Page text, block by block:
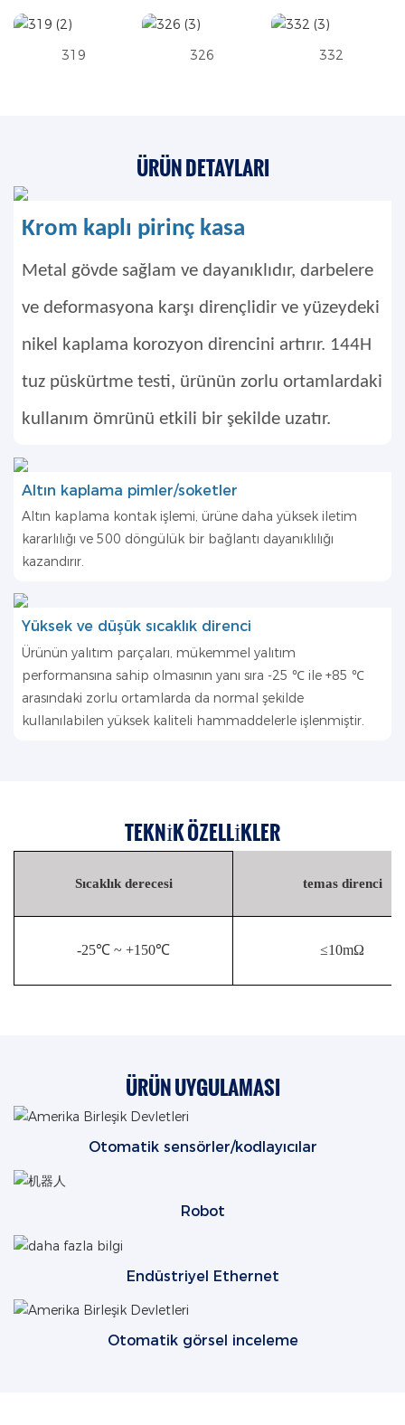
319 326 332
ÜRÜN DETAYLARI
Krom kaplı pirinç kasa
Metal gövde sağlam ve dayanıklıdır, darbelere
ve deformasyona karşı dirençlidir ve yüzeydeki
nikel kaplama korozyon direncini artırır. 144H
tuz püskürtme testi, ürünün zorlu ortamlardaki
kullanım ömrünü etkili bir şekilde uzatır.
Altın kaplama pimler/soketler
Altın kaplama kontak işlemi, ürüne daha yüksek iletim
kararlılığı ve 500 döngülük bir bağlantı dayanıklılığı
kazandırır.
Yüksek ve düşük sıcaklık direnci
Ürünün yalıtım parçaları, mükemmel yalıtım
performansına sahip olmasının yanı sıra -25 ℃ ile +85 ℃
arasındaki zorlu ortamlarda da normal şekilde
kullanılabilen yüksek kaliteli hammaddelerle işlenmiştir.
TEKNIK ÖZELLIKLER
Sıcaklık derecesi temas direnci
-25℃ ~ +150℃ ≤10mΩ
ÜRÜN UYGULAMASI
Otomatik sensörler/kodlayıcılar
Robot
Endüstriyel Ethernet
Otomatik görsel inceleme